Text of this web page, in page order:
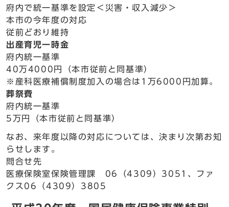
府内で統一基準を設定＜災害・収入減少＞
本市の今年度の対応
従前どおり維持
出産育児一時金
府内統一基準
40万4000円（本市従前と同基準）
※産科医療補償制度加入の場合は1万6000円加算。
葬祭費
府内統一基準
5万円（本市従前と同基準）
なお、来年度以降の対応については、決まり次第お知
らせします。
問合せ先
医療保険室保険管理課 06（4309）3051、ファ
クス06（4309）3805